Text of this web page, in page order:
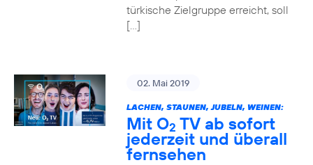
türkische Zielgruppe erreicht, soll
[…]
02. Mai 2019
LACHEN, STAUNEN, JUBELN, WEINEN:
Mit O2 TV ab sofort
jederzeit und überall
fernsehen